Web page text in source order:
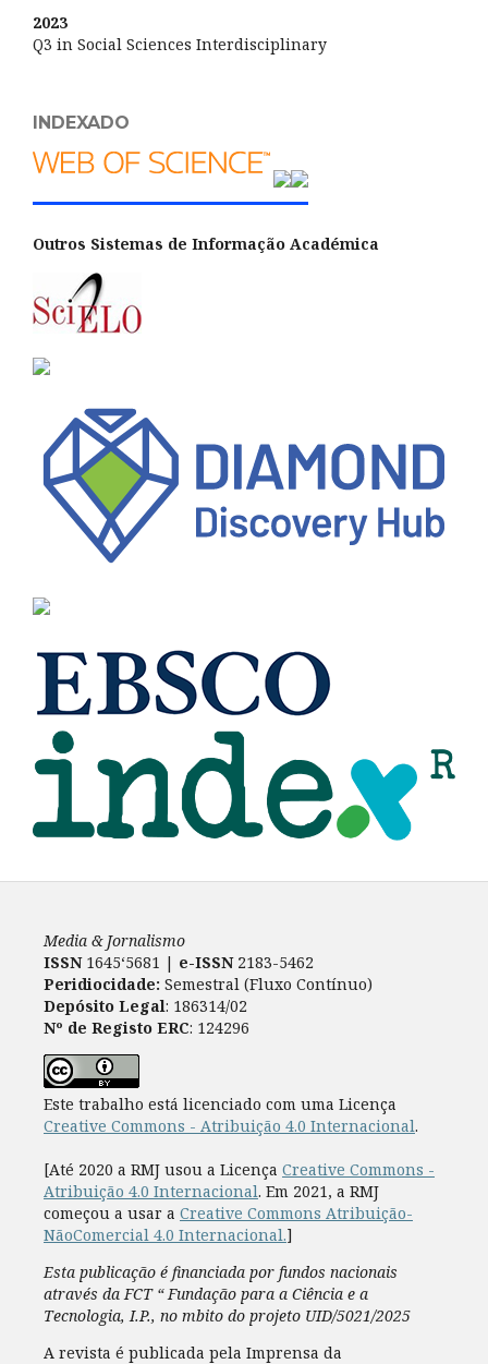
2023
Q3 in Social Sciences Interdisciplinary
INDEXADO
Outros Sistemas de Informação Académica
Media & Jornalismo
ISSN 1645‘5681 | e-ISSN2183-5462
Peridiocidade: Semestral (Fluxo Contínuo)
Depósito Legal: 186314/02
Nº de Registo ERC: 124296
Este trabalho está licenciado com uma Licença
Creative Commons - Atribuição 4.0 Internacional.
[Até 2020 a RMJ usou a Licença Creative Commons -
Atribuição 4.0 Internacional. Em 2021, a RMJ
começou a usar a Creative Commons Atribuição-
NãoComercial 4.0 Internacional.]
Esta publicação é financiada por fundos nacionais
através da FCT “ Fundação para a Ciência e a
Tecnologia, I.P., no mbito do projeto UID/5021/2025
A revista é publicada pela Imprensa da